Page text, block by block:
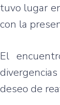
tuvo lugar
con la
El
deseo de